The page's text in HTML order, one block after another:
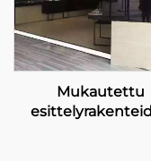
Mukautettu